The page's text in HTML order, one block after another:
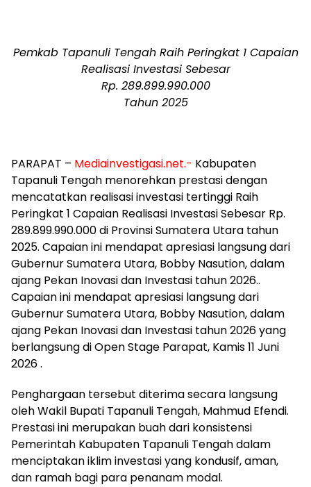
Pemkab Tapanuli Tengah Raih Peringkat 1 Capaian
Realisasi Investasi Sebesar
Rp. 289.899.990.000
Tahun 2025
PARAPAT – Mediainvestigasi.net.- Kabupaten
Tapanuli Tengah menorehkan prestasi dengan
mencatatkan realisasi investasi tertinggi Raih
Peringkat 1 Capaian Realisasi Investasi Sebesar Rp.
289.899.990.000 di Provinsi Sumatera Utara tahun
2025. Capaian ini mendapat apresiasi langsung dari
Gubernur Sumatera Utara, Bobby Nasution, dalam
ajang Pekan Inovasi dan Investasi tahun 2026..
Capaian ini mendapat apresiasi langsung dari
Gubernur Sumatera Utara, Bobby Nasution, dalam
ajang Pekan Inovasi dan Investasi tahun 2026 yang
berlangsung di Open Stage Parapat, Kamis 11 Juni
2026 .
Penghargaan tersebut diterima secara langsung
oleh Wakil Bupati Tapanuli Tengah, Mahmud Efendi.
Prestasi ini merupakan buah dari konsistensi
Pemerintah Kabupaten Tapanuli Tengah dalam
menciptakan iklim investasi yang kondusif, aman,
dan ramah bagi para penanam modal.